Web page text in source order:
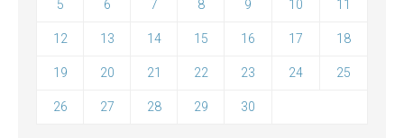
5 6 7 8 9 10 11
12 13 14 15 16 17 18
19 20 21 22 23 24 25
26 27 28 29 30